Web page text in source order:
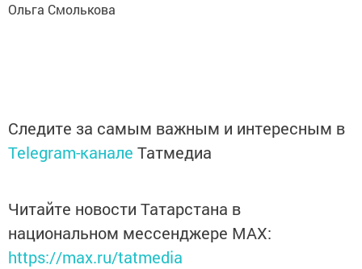
Ольга Смолькова
Следите за самым важным и интересным в
Telegram-канале Татмедиа
Читайте новости Татарстана в
национальном мессенджере MАХ:
https://max.ru/tatmedia